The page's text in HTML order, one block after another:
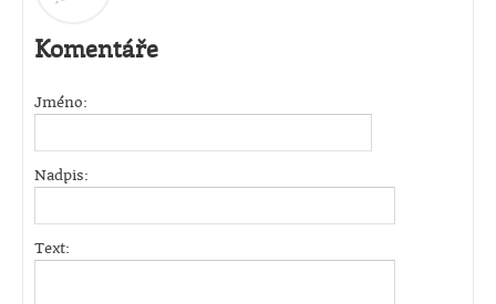
Komentáře
Jméno:
Nadpis:
Text: